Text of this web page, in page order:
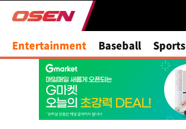
Entertainment Baseball Sports